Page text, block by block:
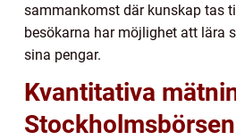
sammankomst där kunskap tas
besökarna har möjlighet att lära
sina pengar.
Kvantitativa